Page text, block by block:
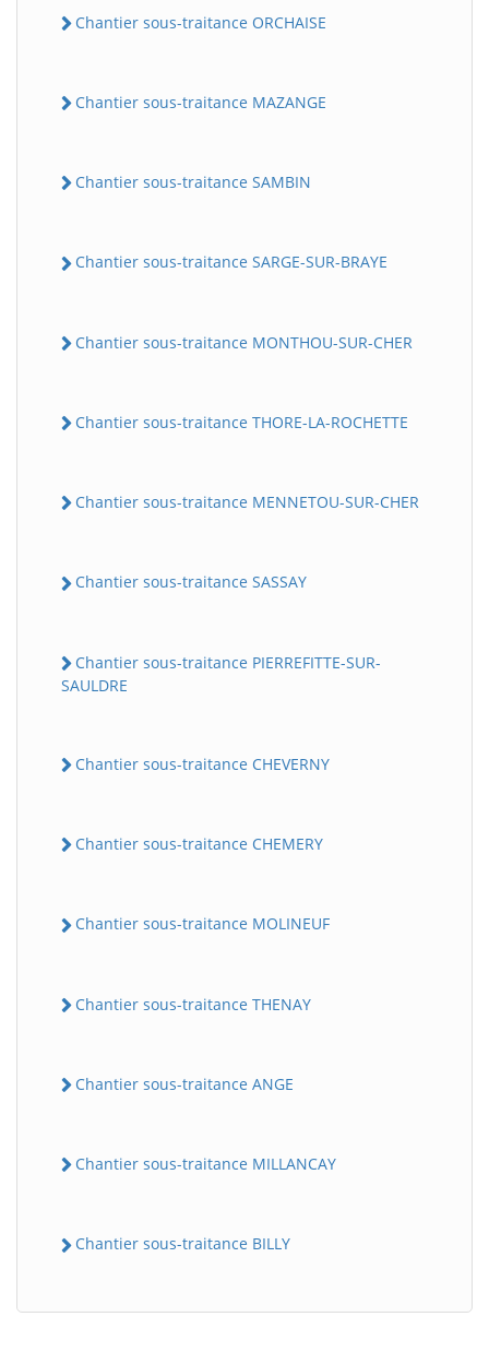
Chantier sous-traitance ORCHAISE
Chantier sous-traitance MAZANGE
Chantier sous-traitance SAMBIN
Chantier sous-traitance SARGE-SUR-BRAYE
Chantier sous-traitance MONTHOU-SUR-CHER
Chantier sous-traitance THORE-LA-ROCHETTE
Chantier sous-traitance MENNETOU-SUR-CHER
Chantier sous-traitance SASSAY
Chantier sous-traitance PIERREFITTE-SUR-
SAULDRE
Chantier sous-traitance CHEVERNY
Chantier sous-traitance CHEMERY
Chantier sous-traitance MOLINEUF
Chantier sous-traitance THENAY
Chantier sous-traitance ANGE
Chantier sous-traitance MILLANCAY
Chantier sous-traitance BILLY